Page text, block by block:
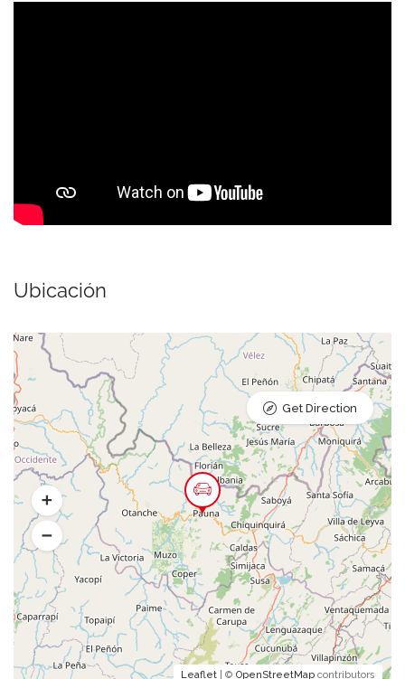
Ubicación
Leaflet | © OpenStreetMap contributors
Get Direction